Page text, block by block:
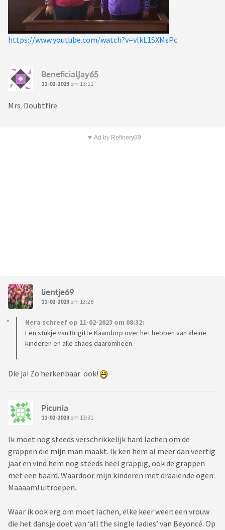
https://www.youtube.com/watch?v=vlkL1SXMsPc
BeneficialJay65
11-02-2023 om 13:11
Mrs. Doubtfire.
▼ Ad by Refinery89
lientje69
11-02-2023 om 13:28
Nera schreef op 11-02-2023 om 08:32:
Een stukje van Brigitte Kaandorp over het hebben van kleine
kinderen en alle chaos daaromheen.
Die ja! Zo herkenbaar ook!
Picunia
11-02-2023 om 13:31
Ik moet nog steeds verschrikkelijk hard lachen om de
grappen die mijn man maakt. Ik ken hem al meer dan veertig
jaar en vind hem nog steeds heel grappig, ook de grappen
met een baard. Waardoor mijn kinderen met draaiende ogen:
Maaaam! uitroepen.
Waar ik ook erg om moet lachen, elke keer weer: een vrouw
die het dansje doet van ‘all the single ladies’ van Beyoncé. Op